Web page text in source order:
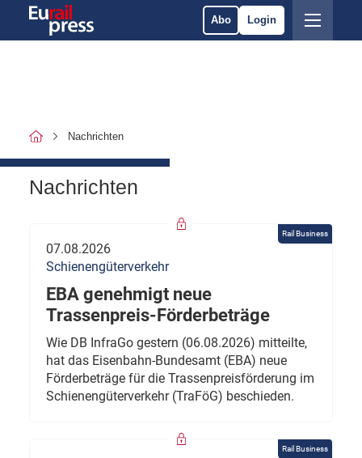
Abo Login
Nachrichten
Nachrichten
Rail Business
07.08.2026
Schienengüterverkehr
EBA genehmigt neue
Trassenpreis-Förderbeträge
Wie DB InfraGo gestern (06.08.2026) mitteilte,
hat das Eisenbahn-Bundesamt (EBA) neue
Förderbeträge für die Trassenpreisförderung im
Schienengüterverkehr (TraFöG) beschieden.
Rail Business